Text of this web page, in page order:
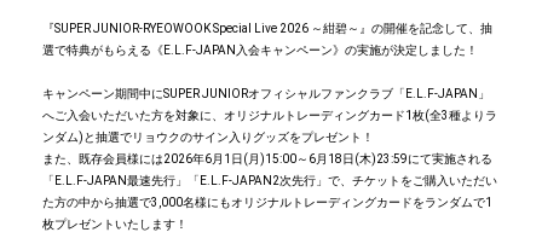
『SUPER JUNIOR-RYEOWOOK Special Live 2026 ～紺碧～』の開催を記念して、抽
選で特典がもらえる《E.L.F-JAPAN入会キャンペーン》の実施が決定しました！
キャンペーン期間中にSUPER JUNIORオフィシャルファンクラブ「E.L.F-JAPAN」
へご入会いただいた方を対象に、オリジナルトレーディングカード1枚(全3種よりラ
ンダム)と抽選でリョウクのサイン入りグッズをプレゼント！
また、既存会員様には2026年6月1日(月)15:00～6月18日(木)23:59にて実施される
「E.L.F-JAPAN最速先行」「E.L.F-JAPAN2次先行」で、チケットをご購入いただい
た方の中から抽選で3,000名様にもオリジナルトレーディングカードをランダムで1
枚プレゼントいたします！